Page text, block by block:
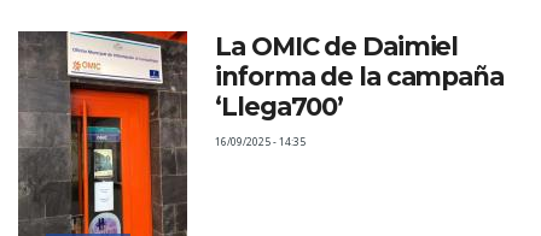
de
ayuda
a
la
navegación
La OMIC de Daimiel
informa de la campaña
‘Llega700’
16/09/2025 - 14:35